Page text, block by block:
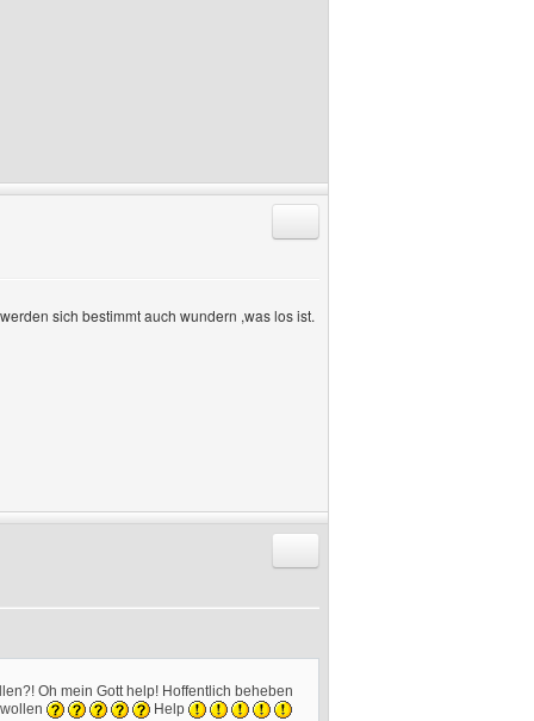
sich bestimmt auch wundern ,was los ist.
Oh mein Gott help! Hoffentlich beheben
Help